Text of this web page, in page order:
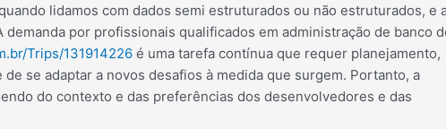
lidamos com dados semi estruturados ou não estruturados, e
por profissionais qualificados em administração de banco
Trips/131914226 é uma tarefa contínua que requer planejamento,
se adaptar a novos desafios à medida que surgem. Portanto, a
do contexto e das preferências dos desenvolvedores e das